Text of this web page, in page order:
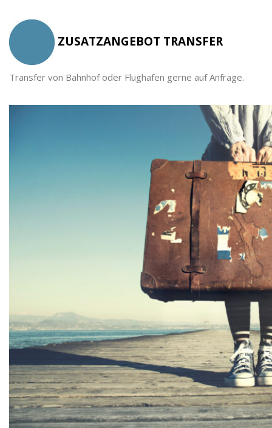
ZUSATZANGEBOT TRANSFER
Transfer von Bahnhof oder Flughafen gerne auf Anfrage.